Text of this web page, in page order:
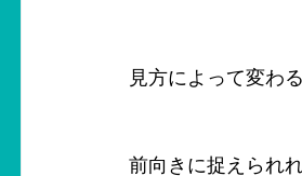
見方によって変わ
前向きに捉えられ